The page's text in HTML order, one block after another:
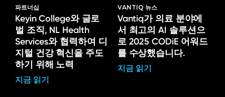
파트너십
Keyin College와 글로
벌 조직, NL Health
Services와 협력하여 디
지털 건강 혁신을 주도
하기 위해 노력
지금 읽기
VANTIQ 뉴스
Vantiq가 의료 분야에
서 최고의 AI 솔루션으
로 2025 CODiE 어워드
를 수상했습니다.
지금 읽기